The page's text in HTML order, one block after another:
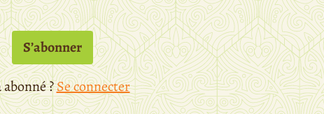
S’abonner
abonné ?Se connecter